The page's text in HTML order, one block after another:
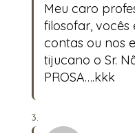
Meu caro
filosofar, vocês
contas ou nos
tijucano o Sr.
PROSA….kkk